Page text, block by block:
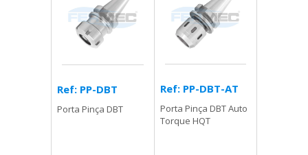
Ref: PP-DBT
Porta Pinça DBT
Ref: PP-DBT-AT
Porta Pinça DBT Auto
Torque HQT